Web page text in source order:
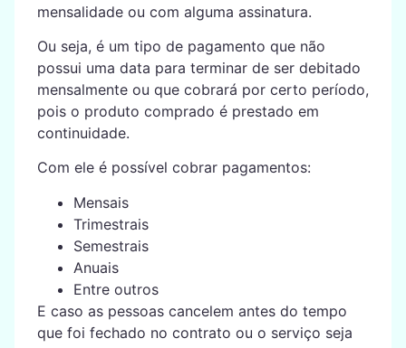
mensalidade ou com alguma assinatura.
Ou seja, é um tipo de pagamento que não
possui uma data para terminar de ser debitado
mensalmente ou que cobrará por certo período,
pois o produto comprado é prestado em
continuidade.
Com ele é possível cobrar pagamentos:
Mensais
Trimestrais
Semestrais
Anuais
Entre outros
E caso as pessoas cancelem antes do tempo
que foi fechado no contrato ou o serviço seja